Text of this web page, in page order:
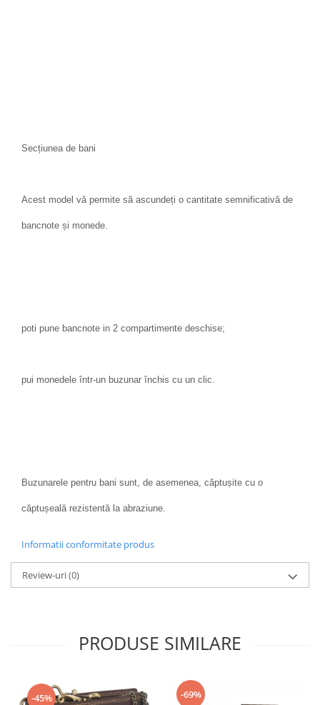
Secțiunea de bani
Acest model vă permite să ascundeți o cantitate semnificativă de
bancnote și monede.
poti pune bancnote in 2 compartimente deschise;
pui monedele într-un buzunar închis cu un clic.
Buzunarele pentru bani sunt, de asemenea, căptușite cu o
căptușeală rezistentă la abraziune.
Informatii conformitate produs
Review-uri(0)
PRODUSE SIMILARE
-45% -69%